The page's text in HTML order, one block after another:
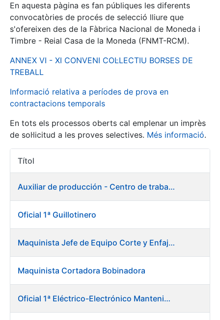
Mostra/Amaga
Mostra/Amaga
Mostra/Amaga
En aquesta pàgina es fan públiques les diferents
convocatòries de procés de selecció lliure que
s'ofereixen des de la Fàbrica Nacional de Moneda i
Timbre - Reial Casa de la Moneda (FNMT-RCM).
ANNEX VI - XI CONVENI COL·LECTIU BORSES DE
TREBALL
Informació relativa a períodes de prova en
contractacions temporals
En tots els processos oberts cal emplenar un imprès
de sol·licitud a les proves selectives. Més informació.
Títol
Accions
Auxiliar de producción - Centro de trabajo de Burgos
Oficial 1ª Guillotinero
Maquinista Jefe de Equipo Corte y Enfajado
Maquinista Cortadora Bobinadora
Oficial 1ª Eléctrico-Electrónico Mantenimiento Destacado